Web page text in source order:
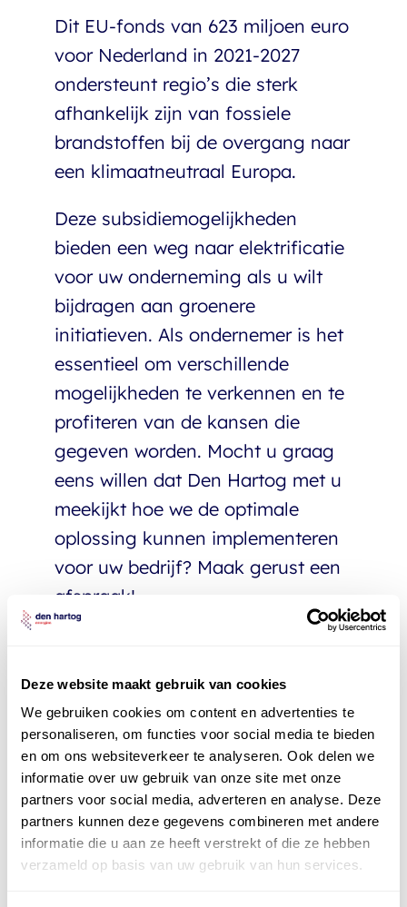
Deze website maakt gebruik van cookies
We gebruiken cookies om content en advertenties te
personaliseren, om functies voor social media te bieden
en om ons websiteverkeer te analyseren. Ook delen we
informatie over uw gebruik van onze site met onze
partners voor social media, adverteren en analyse. Deze
partners kunnen deze gegevens combineren met andere
informatie die u aan ze heeft verstrekt of die ze hebben
verzameld op basis van uw gebruik van hun services.
Dit EU-fonds van 623 miljoen euro
voor Nederland in 2021-2027
ondersteunt regio’s die sterk
afhankelijk zijn van fossiele
brandstoffen bij de overgang naar
een klimaatneutraal Europa.
Deze subsidiemogelijkheden
bieden een weg naar elektrificatie
voor uw onderneming als u wilt
bijdragen aan groenere
initiatieven. Als ondernemer is het
essentieel om verschillende
mogelijkheden te verkennen en te
profiteren van de kansen die
gegeven worden. Mocht u graag
eens willen dat Den Hartog met u
meekijkt hoe we de optimale
oplossing kunnen implementeren
voor uw bedrijf? Maak gerust een
afspraak!
In andernieuws
Op tv bij Doe Maar Duurzaam: hoe
elektrificeer je je wagenpark zonder
tegen netcongestie aan te lopen?